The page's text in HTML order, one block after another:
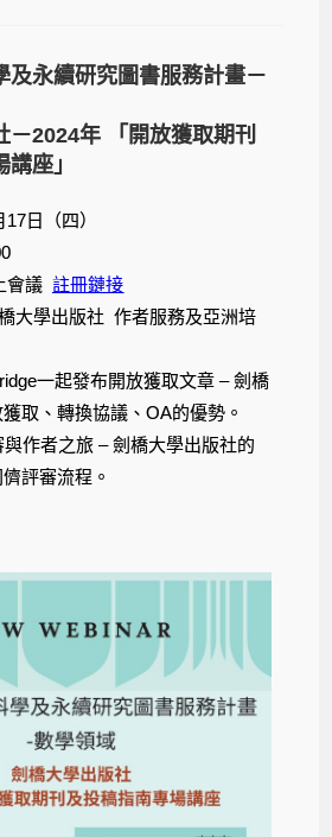
及永續研究圖書服務計畫－
－2024年 「開放獲取期刊
座」
日（四）
會議註冊鏈接
大學出版社 作者服務及亞洲培
一起發布開放獲取文章 – 劍橋
取、轉換協議、OA的優勢。
者之旅 – 劍橋大學出版社的
評審流程。